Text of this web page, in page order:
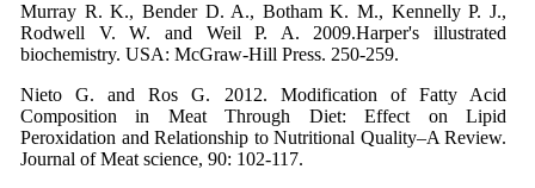
Murray R. K., Bender D. A., Botham K. M., Kennelly P. J.,
Rodwell V. W. and Weil P. A. 2009.Harper's illustrated
biochemistry. USA: McGraw-Hill Press. 250-259.
Nieto G. and Ros G. 2012. Modification of Fatty Acid
Composition in Meat Through Diet: Effect on Lipid
Peroxidation and Relationship to Nutritional Quality–A Review.
Journal of Meat science, 90: 102-117.